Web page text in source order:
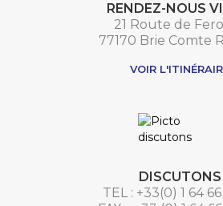
RENDEZ-NOUS
21 Route de
77170 Brie Comte
VOIR
DISCUTONS
TEL : +33(0) 1 64